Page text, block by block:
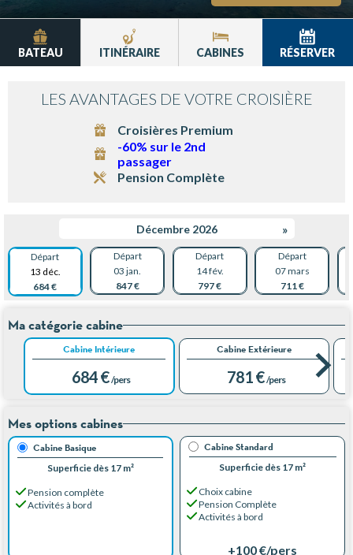
BATEAU ITINÉRAIRE CABINES RÉSERVER
LES AVANTAGES DE VOTRE CROISIÈRE
Croisières Premium
-60% sur le 2nd
passager
Pension Complète
Décembre 2026 »
Départ
13 déc.
684 €
Départ
03 jan.
847 €
Départ
14 fév.
797 €
Départ
07 mars
711 €
Ma catégorie cabine
Cabine Intérieure
684 € /pers
Cabine Extérieure
781 € /pers
Mes options cabines
Cabine Basique
Superficie dès 17 m²
Pension complète
Activités à bord
Cabine Standard
Superficie dès 17 m²
Choix cabine
Pension Complète
Activités à bord
+100 €/pers